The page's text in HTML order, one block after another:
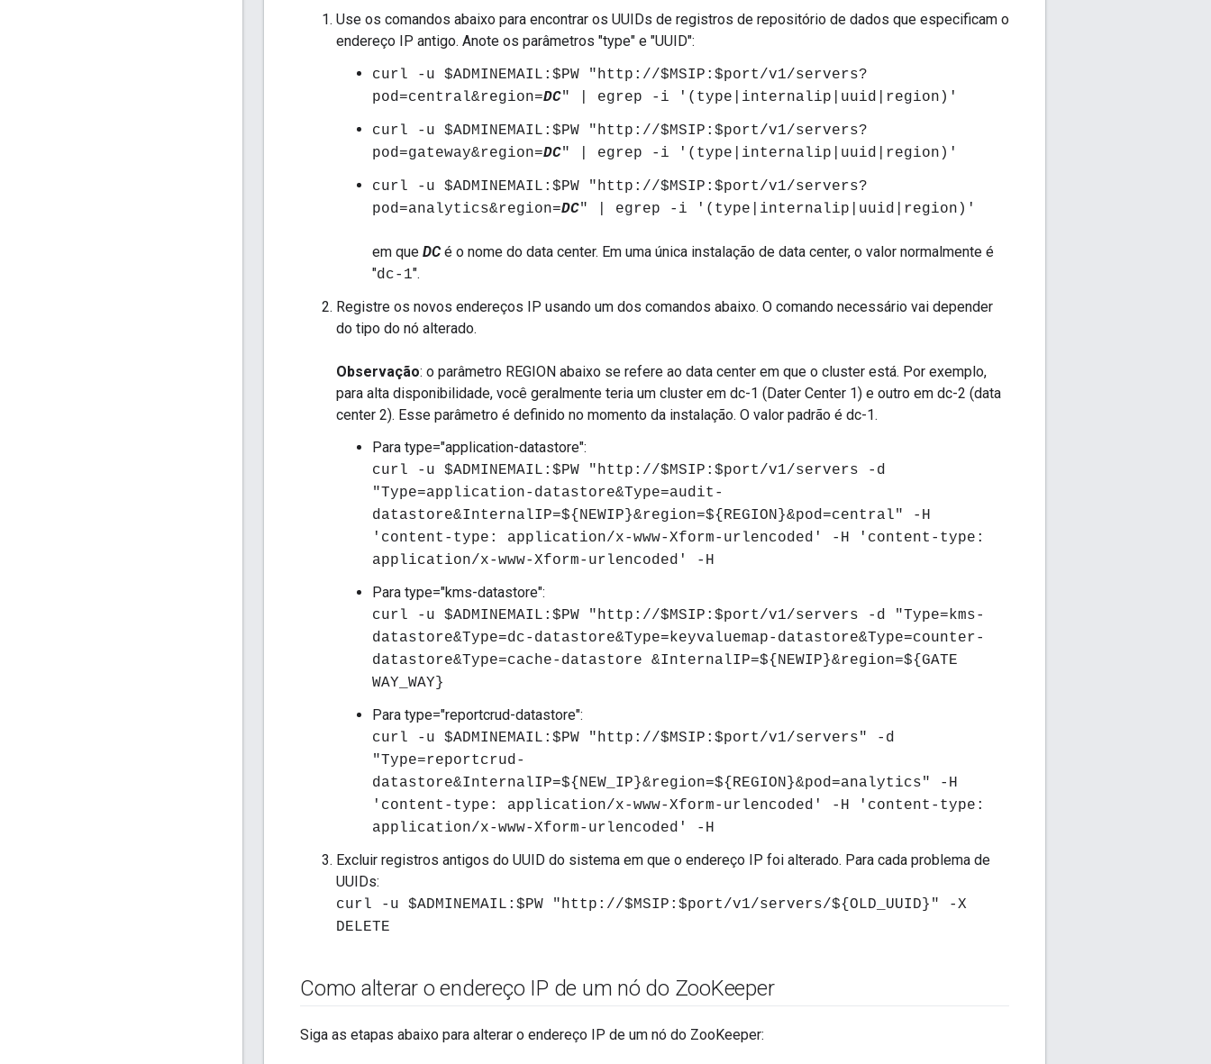
Use os comandos abaixo para encontrar os UUIDs de registros de repositório de dados que especificam o
endereço IP antigo. Anote os parâmetros "type" e "UUID":
curl -u $ADMINEMAIL:$PW "http://$MSIP:$port/v1/servers?
pod=central&region=DC" | egrep -i '(type|internalip|uuid|region)'
curl -u $ADMINEMAIL:$PW "http://$MSIP:$port/v1/servers?
pod=gateway&region=DC" | egrep -i '(type|internalip|uuid|region)'
curl -u $ADMINEMAIL:$PW "http://$MSIP:$port/v1/servers?
pod=analytics&region=DC" | egrep -i '(type|internalip|uuid|region)'
em que DCé o nome do data center. Em uma única instalação de data center, o valor normalmente é
"dc-1".
Registre os novos endereços IP usando um dos comandos abaixo. O comando necessário vai depender
do tipo do nó alterado.
Observação: o parâmetro REGION abaixo se refere ao data center em que o cluster está. Por exemplo,
para alta disponibilidade, você geralmente teria um cluster em dc-1 (Dater Center 1) e outro em dc-2 (data
center 2). Esse parâmetro é definido no momento da instalação. O valor padrão é dc-1.
Para type="application-datastore":
curl -u $ADMINEMAIL:$PW "http://$MSIP:$port/v1/servers -d
"Type=application-datastore&Type=audit-
datastore&InternalIP=${NEWIP}&region=${REGION}&pod=central" -H
'content-type: application/x-www-Xform-urlencoded' -H 'content-type:
application/x-www-Xform-urlencoded' -H
Para type="kms-datastore":
curl -u $ADMINEMAIL:$PW "http://$MSIP:$port/v1/servers -d "Type=kms-
datastore&Type=dc-datastore&Type=keyvaluemap-datastore&Type=counter-
datastore&Type=cache-datastore &InternalIP=${NEWIP}&region=${GATE
WAY_WAY}
Para type="reportcrud-datastore":
curl -u $ADMINEMAIL:$PW "http://$MSIP:$port/v1/servers" -d
"Type=reportcrud-
datastore&InternalIP=${NEW_IP}&region=${REGION}&pod=analytics" -H
'content-type: application/x-www-Xform-urlencoded' -H 'content-type:
application/x-www-Xform-urlencoded' -H
Excluir registros antigos do UUID do sistema em que o endereço IP foi alterado. Para cada problema de
UUIDs:
curl -u $ADMINEMAIL:$PW "http://$MSIP:$port/v1/servers/${OLD_UUID}" -X
DELETE
Como alterar o endereço IP de um nó do ZooKeeper
Siga as etapas abaixo para alterar o endereço IP de um nó do ZooKeeper: